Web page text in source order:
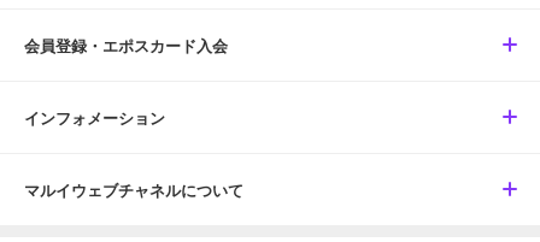
会員登録・エポスカード入会
インフォメーション
マルイウェブチャネルについて